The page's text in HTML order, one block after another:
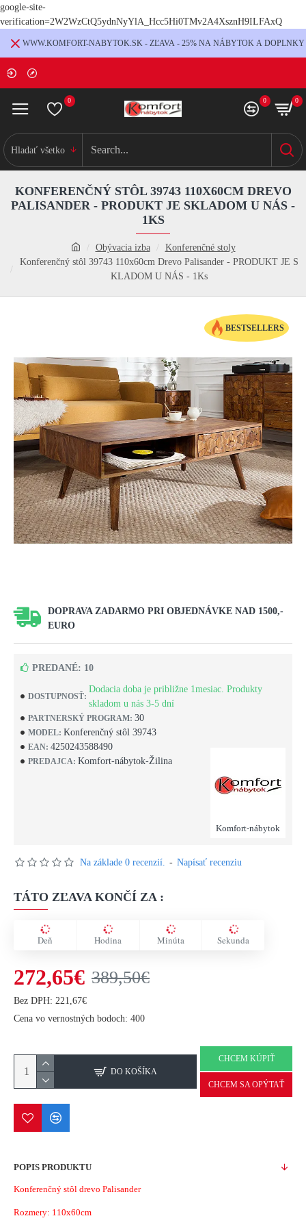
google-site-
verification=2W2WzCtQ5ydnNyYlA_Hcc5Hi0TMv2A4XsznH9ILFAxQ
WWW.KOMFORT-NABYTOK.SK - ZĽAVA - 25% NA NÁBYTOK A DOPLNKY
0 0 0
Hladať všetko
Obývacia izba
Konferenčné stoly
Konferenčný stôl 39743 110x60cm Drevo Palisander - PRODUKT JE S
KLADOM U NÁS - 1Ks
KONFERENČNÝ STÔL 39743 110X60CM DREVO
PALISANDER - PRODUKT JE SKLADOM U NÁS -
1KS
BESTSELLERS
DOPRAVA ZADARMO PRI OBJEDNÁVKE NAD 1500,-
EURO
DOSTUPNOSŤ:
Dodacia doba je približne 1mesiac. Produkty
skladom u nás 3-5 dní
PARTNERSKÝ PROGRAM: 30
MODEL: Konferenčný stôl 39743
EAN: 4250243588490
PREDAJCA: Komfort-nábytok-Žilina
Komfort-nábytok
PREDANÉ: 10
Na základe 0 recenzií. - Napísať recenziu
TÁTO ZĽAVA KONČÍ ZA :
Deň Hodina Minúta Sekunda
272,65€ 389,50€
Bez DPH: 221,67€
Cena vo vernostných bodoch: 400
DO KOŠÍKA
CHCEM KÚPIŤ
CHCEM SA OPÝTAŤ
POPIS PRODUKTU
Konferenčný stôl drevo Palisander
Rozmery: 110x60cm